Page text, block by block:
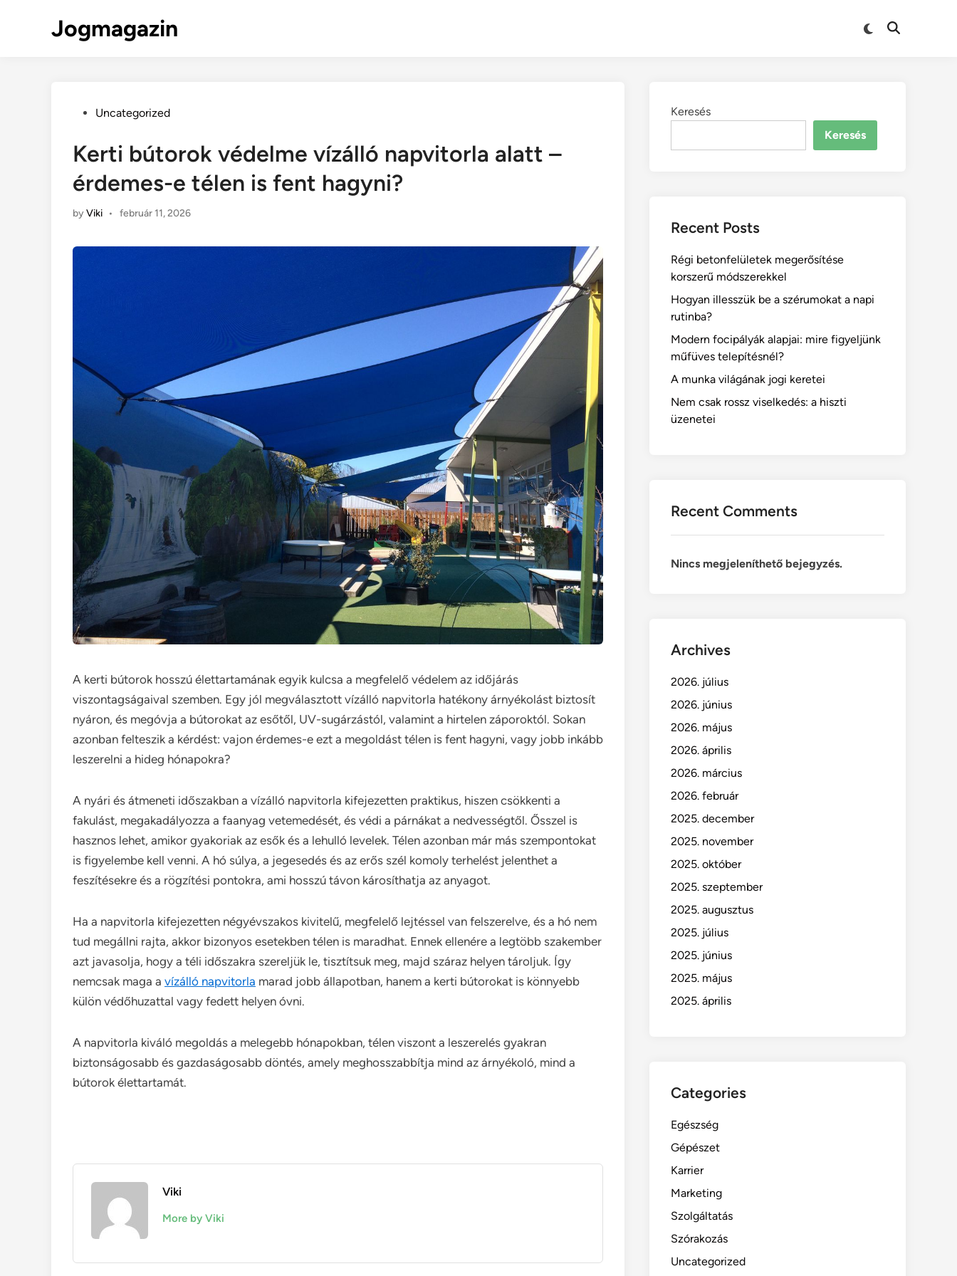
Jogmagazin
PostedUncategorized
Kerti bútorok védelme vízálló napvitorla alatt –
érdemes-e télen is fent hagyni?
byViki • február 11, 2026
A kerti bútorok hosszú élettartamának egyik kulcsa a megfelelő védelem az időjárás
viszontagságaival szemben. Egy jól megválasztott vízálló napvitorla hatékony árnyékolást biztosít
nyáron, és megóvja a bútorokat az esőtől, UV-sugárzástól, valamint a hirtelen záporoktól. Sokan
azonban felteszik a kérdést: vajon érdemes-e ezt a megoldást télen is fent hagyni, vagy jobb inkább
leszerelni a hideg hónapokra?
A nyári és átmeneti időszakban a vízálló napvitorla kifejezetten praktikus, hiszen csökkenti a
fakulást, megakadályozza a faanyag vetemedését, és védi a párnákat a nedvességtől. Ősszel is
hasznos lehet, amikor gyakoriak az esők és a lehulló levelek. Télen azonban már más szempontokat
is figyelembe kell venni. A hó súlya, a jegesedés és az erős szél komoly terhelést jelenthet a
feszítésekre és a rögzítési pontokra, ami hosszú távon károsíthatja az anyagot.
Ha a napvitorla kifejezetten négyévszakos kivitelű, megfelelő lejtéssel van felszerelve, és a hó nem
tud megállni rajta, akkor bizonyos esetekben télen is maradhat. Ennek ellenére a legtöbb szakember
azt javasolja, hogy a téli időszakra szereljük le, tisztítsuk meg, majd száraz helyen tároljuk. Így
nemcsak maga a vízálló napvitorla marad jobb állapotban, hanem a kerti bútorokat is könnyebb
külön védőhuzattal vagy fedett helyen óvni.
A napvitorla kiváló megoldás a melegebb hónapokban, télen viszont a leszerelés gyakran
biztonságosabb és gazdaságosabb döntés, amely meghosszabbítja mind az árnyékoló, mind a
bútorok élettartamát.
Viki
More by Viki
Keresés
Keresés
Recent Posts
Régi betonfelületek megerősítése
korszerű módszerekkel
Hogyan illesszük be a szérumokat a napi
rutinba?
Modern focipályák alapjai: mire figyeljünk
műfüves telepítésnél?
A munka világának jogi keretei
Nem csak rossz viselkedés: a hiszti
üzenetei
Recent Comments
Nincs megjeleníthető bejegyzés.
Archives
2026. július
2026. június
2026. május
2026. április
2026. március
2026. február
2025. december
2025. november
2025. október
2025. szeptember
2025. augusztus
2025. július
2025. június
2025. május
2025. április
Categories
Egészség
Gépészet
Karrier
Marketing
Szolgáltatás
Szórakozás
Uncategorized